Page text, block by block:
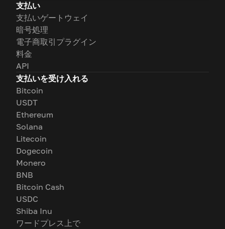
支払い
支払いゲートウェイ
暗号処理
電子商取引プラグイン
料金
API
支払いを受け入れる
Bitcoin
USDT
Ethereum
Solana
Litecoin
Dogecoin
Monero
BNB
Bitcoin Cash
USDC
Shiba Inu
ワードプレス上で